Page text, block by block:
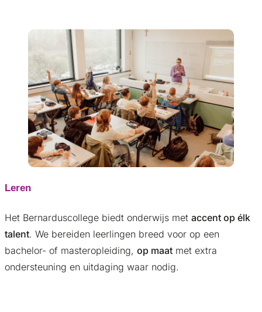
Leren
Het Bernarduscollege biedt onderwijs met accent op élk
talent. We bereiden leerlingen breed voor op een
bachelor- of masteropleiding, op maat met extra
ondersteuning en uitdaging waar nodig.